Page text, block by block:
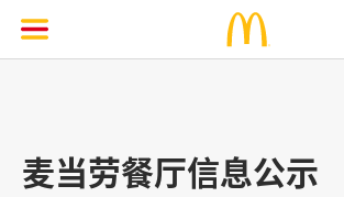
麦当劳餐厅信息公示